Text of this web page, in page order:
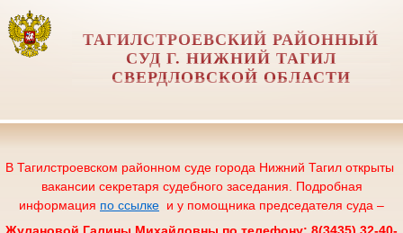
ТАГИЛСТРОЕВСКИЙ РАЙОННЫЙ
СУД Г. НИЖНИЙ ТАГИЛ
СВЕРДЛОВСКОЙ ОБЛАСТИ
В Тагилстроевском районном суде города Нижний Тагил открыты
вакансии секретаря судебного заседания. Подробная
информация по ссылке и у помощника председателя суда –
Жулановой Галины Михайловны по телефону: 8(3435) 32-40-